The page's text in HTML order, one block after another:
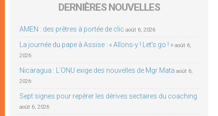
DERNIÈRES NOUVELLES
AMEN : des prêtres à portée de clic août 6, 2026
La journée du pape à Assise : « Allons-y ! Let’s go ! » août 6,
2026
Nicaragua : L’ONU exige des nouvelles de Mgr Mata août 6,
2026
Sept signes pour repérer les dérives sectaires du coaching
août 6, 2026